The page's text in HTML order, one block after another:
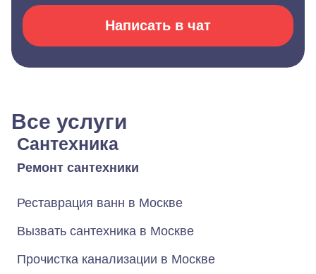
Написать в чат
Все услуги
Сантехника
Ремонт сантехники
Реставрация ванн в Москве
Вызвать сантехника в Москве
Прочистка канализации в Москве